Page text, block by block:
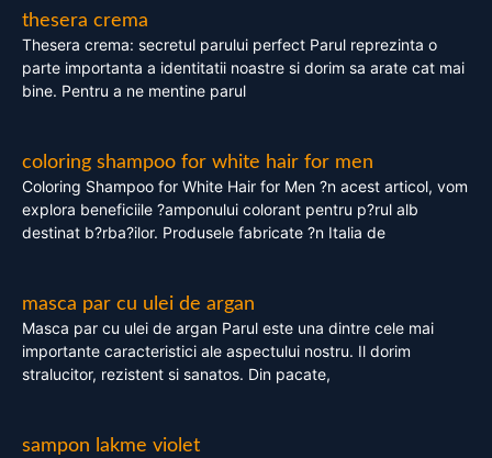
thesera crema
Thesera crema: secretul parului perfect Parul reprezinta o
parte importanta a identitatii noastre si dorim sa arate cat mai
bine. Pentru a ne mentine parul
coloring shampoo for white hair for men
Coloring Shampoo for White Hair for Men ?n acest articol, vom
explora beneficiile ?amponului colorant pentru p?rul alb
destinat b?rba?ilor. Produsele fabricate ?n Italia de
masca par cu ulei de argan
Masca par cu ulei de argan Parul este una dintre cele mai
importante caracteristici ale aspectului nostru. Il dorim
stralucitor, rezistent si sanatos. Din pacate,
sampon lakme violet